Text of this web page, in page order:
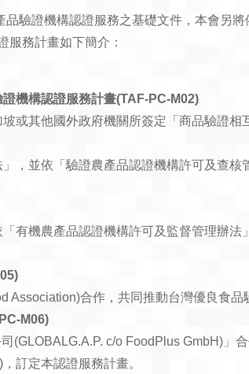
品驗證機構認證服務之基礎文件，本會另
服務計畫如下簡介：
機構認證服務計畫(TAF-PC-M02)
或其他國外政府機關所簽定「商品驗證相
，並依「驗證農產品認證機構許可及查
有機農產品認證機構許可及監督管理辦
Association)合作，共同推動台灣優良食品
M06)
(GLOBALG.A.P. c/o FoodPlus GmbH)」
訂定本認證服務計畫。